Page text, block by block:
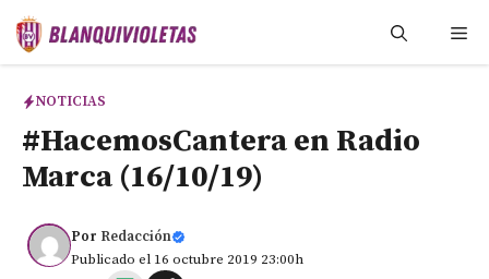
Saltar
NOTICIAS
#HacemosCantera en Radio
Marca (16/10/19)
Por Redacción
Publicado el 16 octubre 2019 23:00h